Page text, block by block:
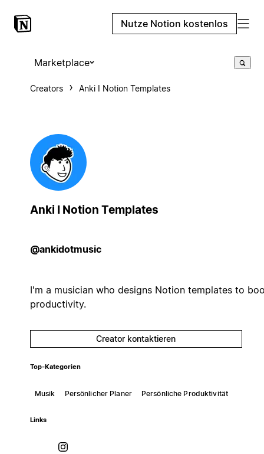
Nutze Notion kostenlos
Marketplace
Creators Anki I Notion Templates
Anki I Notion Templates
@ankidotmusic
I'm a musician who designs Notion templates to
productivity.
Creator kontaktieren
Top-Kategorien
Musik Persönlicher Planer Persönliche Produktivität
Links